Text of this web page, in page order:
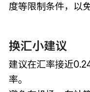
度等限制条件，以
换汇小建议
建议在汇率接近
率。